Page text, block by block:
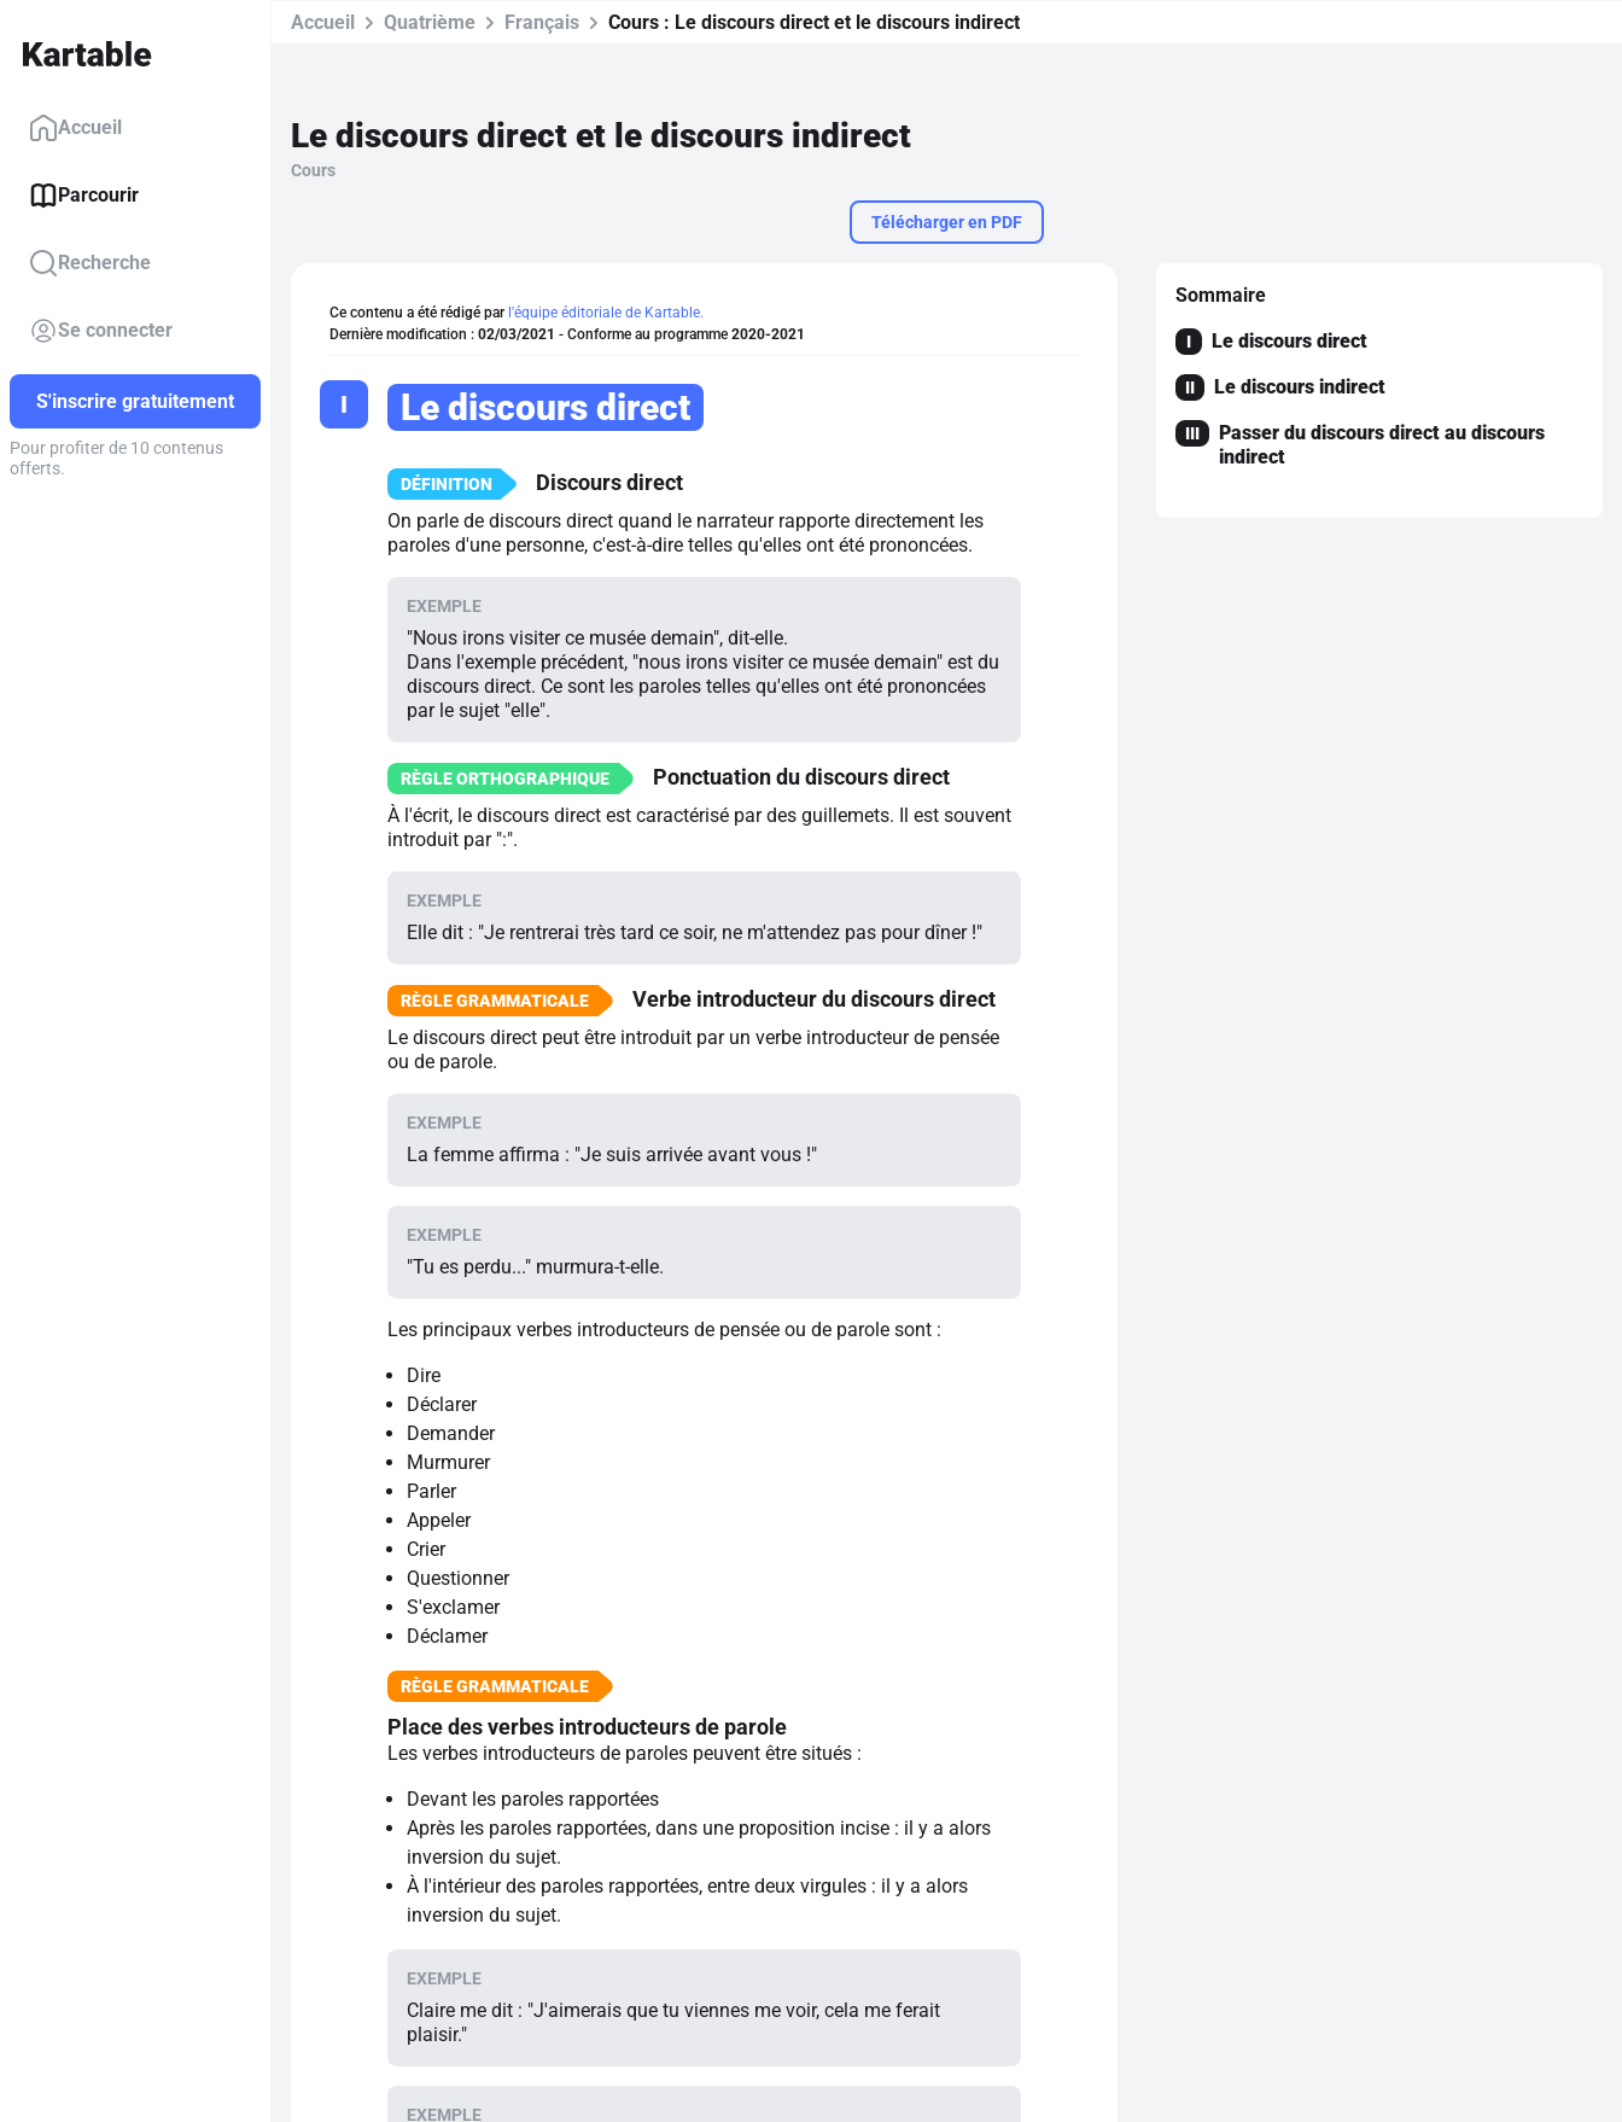
Accueil
Parcourir
Recherche
Se connecter
S'inscrire gratuitement
Pour profiter de 10 contenus
offerts.
Accueil Quatrième Français Cours : Le discours direct et le discours indirect
Le discours direct et le discours indirect
Cours
Télécharger en PDF
Sommaire
I Le discours direct
II Le discours indirect
III
Passer du discours direct au discours
indirect
Ce contenu a été rédigé par l'équipe éditoriale de Kartable.
Dernière modification : 02/03/2021 - Conforme au programme 2020-2021
I Le discours direct
Discours direct
On parle de discours direct quand le narrateur rapporte directement les
paroles d'une personne, c'est-à-dire telles qu'elles ont été prononcées.
"Nous irons visiter ce musée demain", dit-elle.
Dans l'exemple précédent, "nous irons visiter ce musée demain" est du
discours direct. Ce sont les paroles telles qu'elles ont été prononcées
par le sujet "elle".
Ponctuation du discours direct
À l'écrit, le discours direct est caractérisé par des guillemets. Il est souvent
introduit par ":".
Elle dit : "Je rentrerai très tard ce soir, ne m'attendez pas pour dîner !"
Verbe introducteur du discours direct
Le discours direct peut être introduit par un verbe introducteur de pensée
ou de parole.
La femme affirma : "Je suis arrivée avant vous !"
"Tu es perdu..." murmura-t-elle.
Les principaux verbes introducteurs de pensée ou de parole sont :
Dire
Déclarer
Demander
Murmurer
Parler
Appeler
Crier
Questionner
S'exclamer
Déclamer
Place des verbes introducteurs de parole
Les verbes introducteurs de paroles peuvent être situés :
Devant les paroles rapportées
Après les paroles rapportées, dans une proposition incise : il y a alors
inversion du sujet.
À l'intérieur des paroles rapportées, entre deux virgules : il y a alors
inversion du sujet.
Claire me dit : "J'aimerais que tu viennes me voir, cela me ferait
plaisir."